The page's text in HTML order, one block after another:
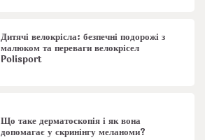
Дитячі велокрісла: безпечні подорожі з
малюком та переваги велокрісел
Polisport
Що таке дерматоскопія і як вона
допомагає у скринінгу меланоми?